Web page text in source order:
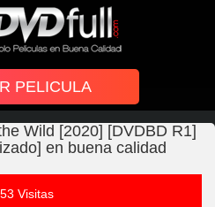
Wild [2020] [DVDBD R1]
en buena calidad
Visitas